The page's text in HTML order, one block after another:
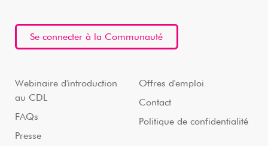
Se connecter à la Communauté
Webinaire d'introduction
au CDL
FAQs
Presse
Offres d'emploi
Contact
Politique de confidentialité